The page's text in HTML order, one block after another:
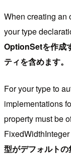
When creating an
your type
OptionSetを作成
ティを含めます。
For your type to
implementations
property must be
型がデフォルト